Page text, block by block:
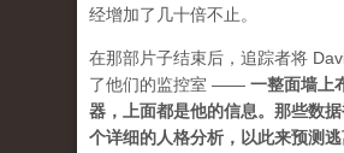
经增加了几十倍不止。
在那部片子结束后，追踪者将
了他们的监控室 —— 一整面墙上
器，上面都是他的信息。那些数
个详细的人格分析，以此来预测